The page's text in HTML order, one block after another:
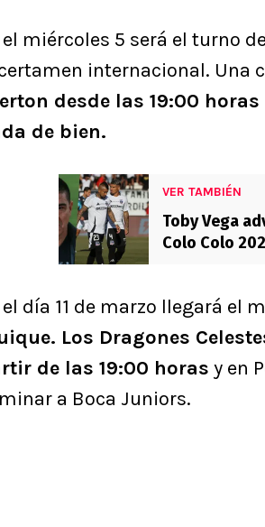
el miércoles 5 será el turno
internacional. Una
desde las 19:00
de bien.
VER TAMBIÉN
Toby Vega
Colo Colo
el día 11 de marzo llegará el
Los Dragones
de las 19:00 horas y en
a Boca Juniors.